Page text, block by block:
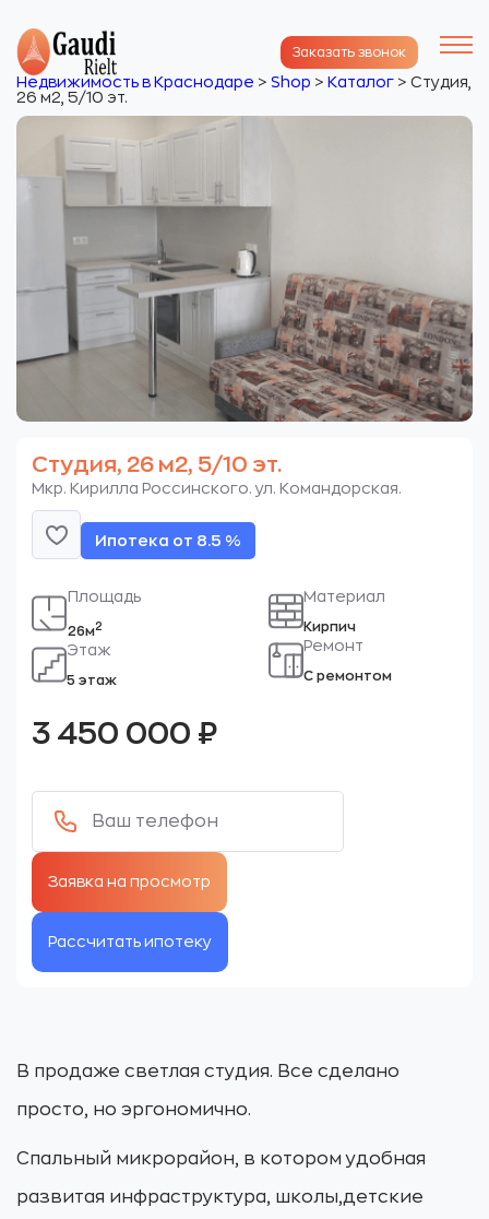
Заказать звонок
Недвижимость в Краснодаре > Shop > Каталог > Студия,
26 м2, 5/10 эт.
Студия, 26 м2, 5/10 эт.
Мкр. Кирилла Россинского. ул. Командорская.
Ипотека от 8.5 %
Площадь
26м2
Этаж
5 этаж
Материал
Кирпич
Ремонт
С ремонтом
3 450 000 ₽
Рассчитать ипотеку
В продаже светлая студия. Все сделано
просто, но эргономично.
Спальный микрорайон, в котором удобная
развитая инфраструктура, школы,детские